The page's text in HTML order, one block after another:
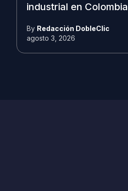
industrial en Colombia
By Redacción DobleClic
agosto 3, 2026